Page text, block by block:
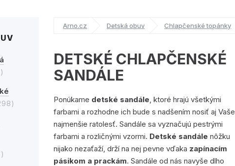
Arno.cz Detská obuv Chlapčenské topánky
DETSKÉ CHLAPČENSKÉ
SANDÁLE
Ponúkame detské sandále, ktoré hrajú všetkými
farbami a rozhodne ich bude s nadšením nosiť aj Vaše
najmenšie ratolesť. Sandále sa vyznačujú pestrými
farbami a rozličnými vzormi. Detské sandále nôžku
nijako nezaťaží, drží na nej pevne vďaka zapínacím
pásikom a prackám. Sandále od nás navyše dlho